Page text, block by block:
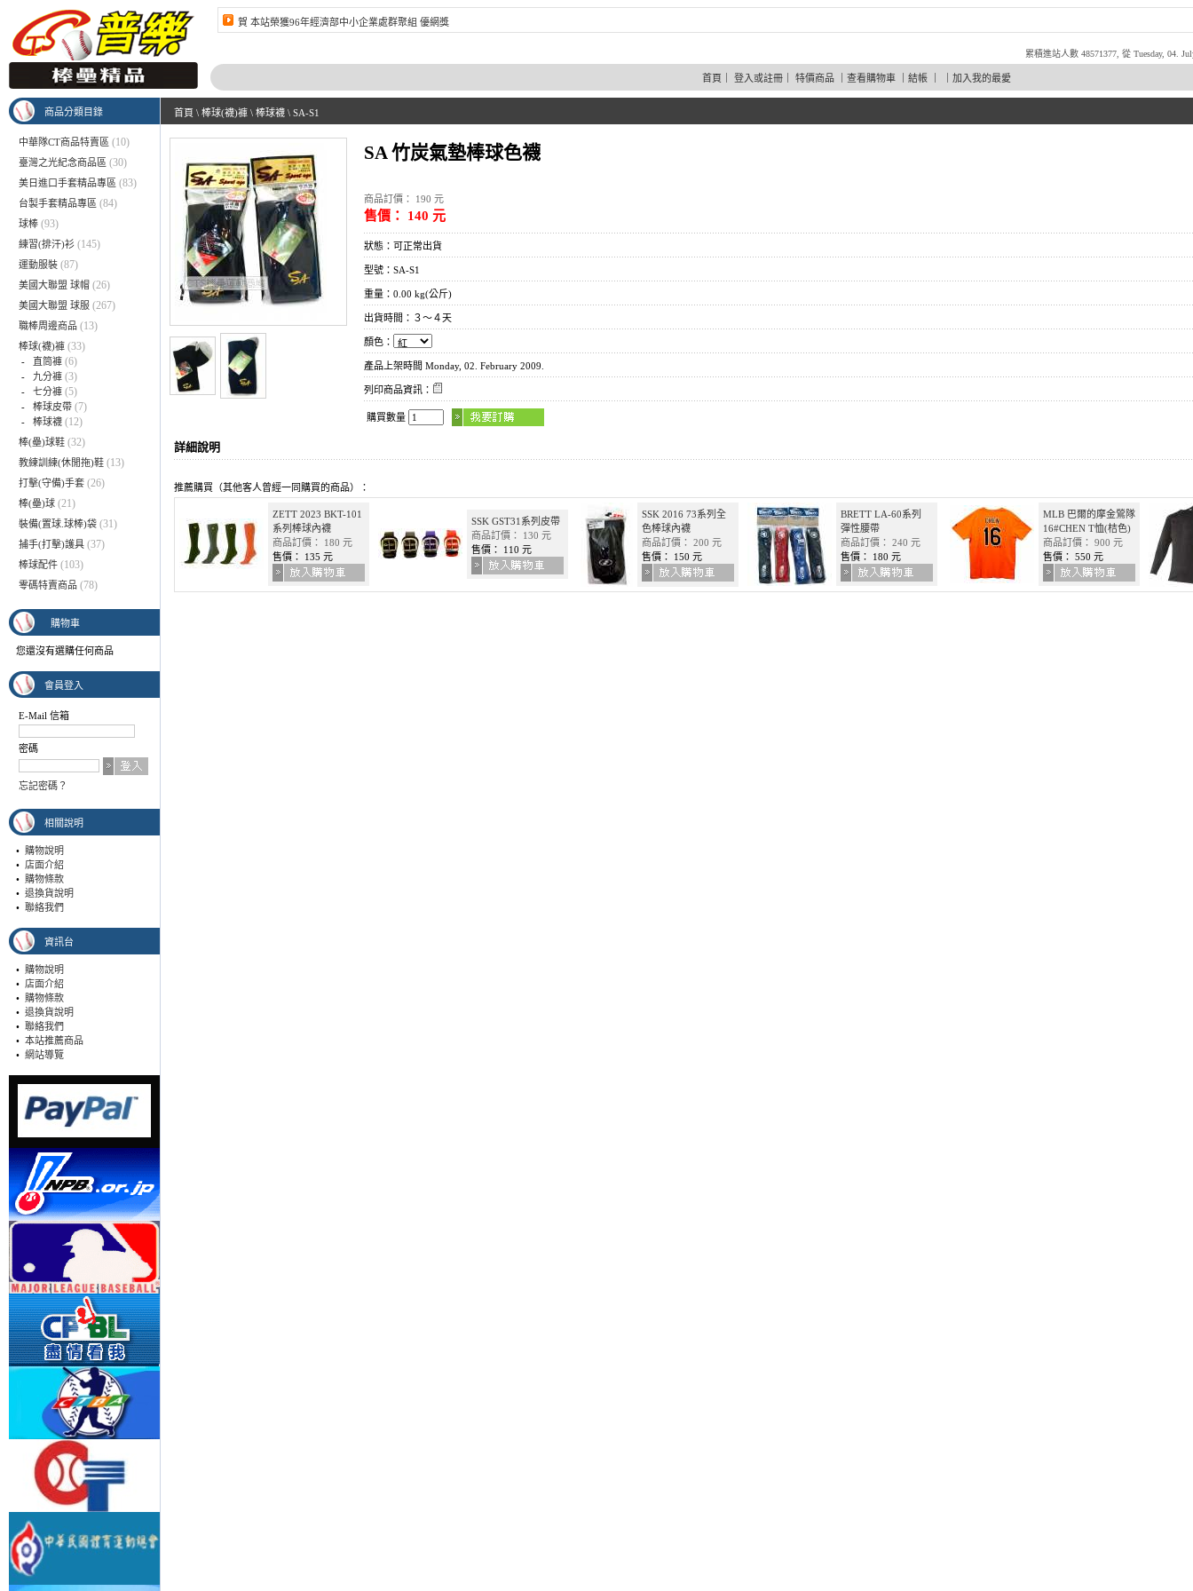
賀 本站榮獲96年經濟部中小企業處群聚組 優網獎
累積進站人數 48571377, 從 Tuesday, 04.
首頁 登入或註冊｜ 特價商品｜ 查看購物車｜ 結帳｜ ｜ 加入我的最愛
商品分類目錄
中華隊CT商品特賣區 (10)
臺灣之光紀念商品區 (30)
美日進口手套精品專區 (83)
台製手套精品專區 (84)
球棒 (93)
練習(排汗)衫 (145)
運動服裝 (87)
美國大聯盟 球帽 (26)
美國大聯盟 球服 (267)
職棒周邊商品 (13)
棒球(襪)褲 (33)
- 直筒褲 (6)
- 九分褲 (3)
- 七分褲 (5)
- 棒球皮帶 (7)
- 棒球襪 (12)
棒(壘)球鞋 (32)
教練訓練(休閒拖)鞋 (13)
打擊(守備)手套 (26)
棒(壘)球 (21)
裝備(置球.球棒)袋 (31)
捕手(打擊)護具 (37)
棒球配件 (103)
零碼特賣商品 (78)
購物車
您還沒有選購任何商品
會員登入
E-Mail 信箱
密碼
忘記密碼？
相關說明
• 購物說明
• 店面介紹
• 購物條款
• 退換貨說明
• 聯絡我們
資訊台
• 購物說明
• 店面介紹
• 購物條款
• 退換貨說明
• 聯絡我們
• 本站推薦商品
• 網站導覽
首頁 \ 棒球(襪)褲 \ 棒球襪 \ SA-S1
SA 竹炭氣墊棒球色襪
商品訂價： 190 元
售價： 140 元
狀態：可正常出貨
型號：SA-S1
重量：0.00 kg(公斤)
出貨時間：３～４天
顏色：
產品上架時間 Monday, 02. February 2009.
列印商品資訊：
購買數量
詳細說明
推薦購買（其他客人曾經一同購買的商品）：
ZETT 2023 BKT-101
系列棒球內襪
商品訂價： 180 元
售價： 135 元
SSK GST31系列皮帶
商品訂價： 130 元
售價： 110 元
SSK 2016 73系列全
色棒球內襪
商品訂價： 200 元
售價： 150 元
BRETT LA-60系列
彈性腰帶
商品訂價： 240 元
售價： 180 元
MLB 巴爾的摩金鶯隊
16#CHEN T恤(桔色)
商品訂價： 900 元
售價： 550 元